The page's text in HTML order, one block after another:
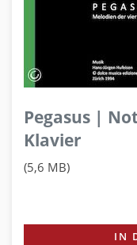
Pegasus |
Klavier
(5,6 MB)
IN